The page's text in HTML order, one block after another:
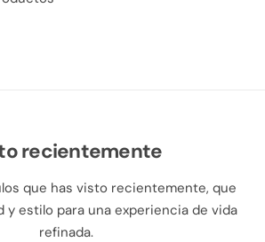
recientemente
que has visto recientemente, que
y estilo para una experiencia de vida
refinada.